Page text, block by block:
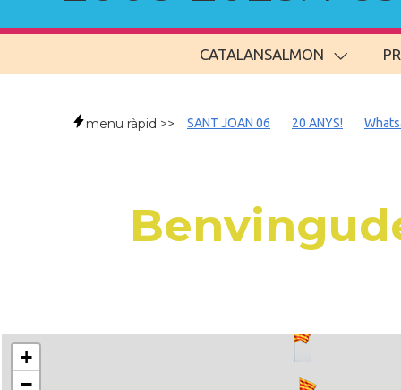
CATALANSALMON
menu ràpid >> SANT JOAN 06 20 ANYS!
+
−